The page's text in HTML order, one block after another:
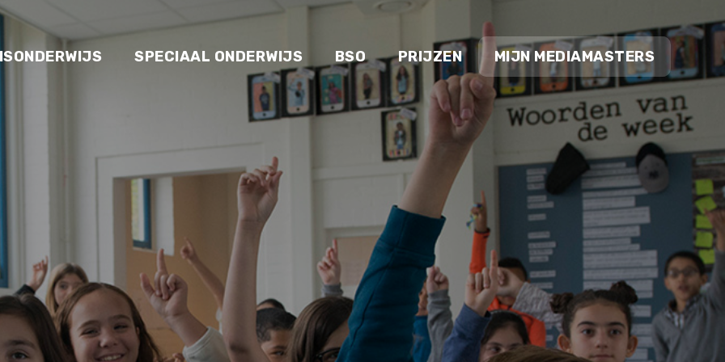
SPECIAAL ONDERWIJS BSO PRIJZEN MIJN MEDIAMASTERS